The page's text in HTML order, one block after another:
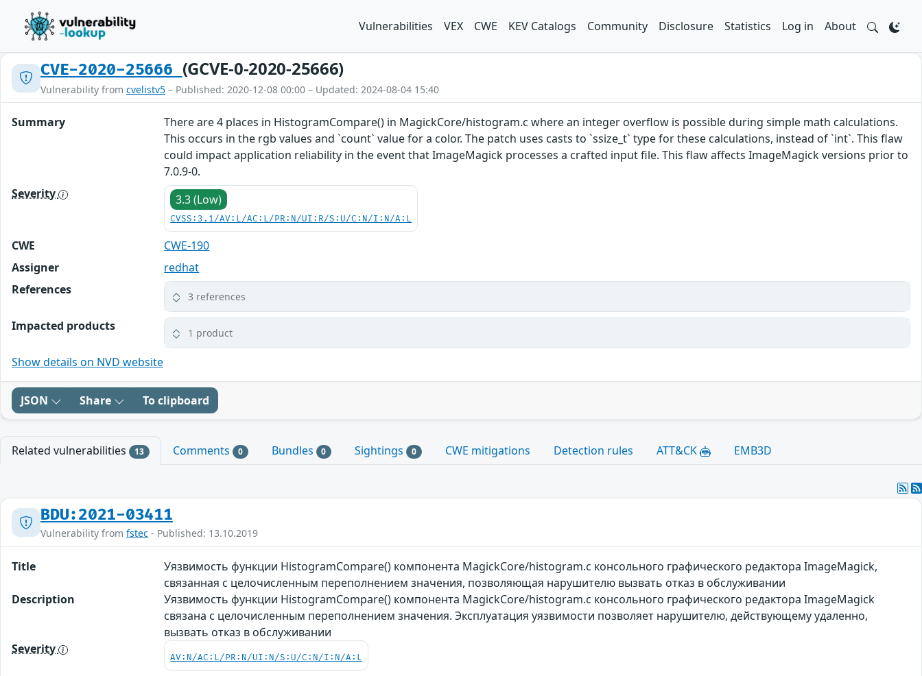
Vulnerabilities VEX CWE KEV Catalogs Community Disclosure Statistics Log in About
CVE-2020-25666 (GCVE-0-2020-25666)
Vulnerability from cvelistv5 – Published: 2020-12-08 00:00 – Updated: 2024-08-04 15:40
Summary
There are 4 places in HistogramCompare() in MagickCore/histogram.c where an integer overflow is possible during simple math calculations.
This occurs in the rgb values and `count` value for a color. The patch uses casts to `ssize_t` type for these calculations, instead of `int`. This flaw
could impact application reliability in the event that ImageMagick processes a crafted input file. This flaw affects ImageMagick versions prior to
7.0.9-0.
Severity
3.3 (Low)
CVSS:3.1/AV:L/AC:L/PR:N/UI:R/S:U/C:N/I:N/A:L
CWE
CWE-190
Assigner
redhat
References
3 references
Impacted products 1 product
Show details on NVD website
JSON Share To clipboard
Related vulnerabilities 13 Comments 0 Bundles 0 Sightings 0 CWE mitigations Detection rules ATT&CK EMB3D
BDU:2021-03411
Vulnerability from fstec - Published: 13.10.2019
Title
Уязвимость функции HistogramCompare() компонента MagickCore/histogram.c консольного графического редактора ImageMagick,
связанная с целочисленным переполнением значения, позволяющая нарушителю вызвать отказ в обслуживании
Description
Уязвимость функции HistogramCompare() компонента MagickCore/histogram.c консольного графического редактора ImageMagick
связана с целочисленным переполнением значения. Эксплуатация уязвимости позволяет нарушителю, действующему удаленно,
вызвать отказ в обслуживании
Severity
AV:N/AC:L/PR:N/UI:N/S:U/C:N/I:N/A:L